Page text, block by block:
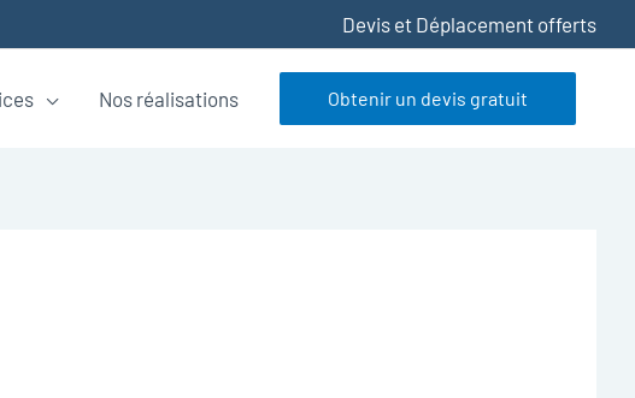
Devis et Déplacement offerts
Nos réalisations Obtenir un devis gratuit